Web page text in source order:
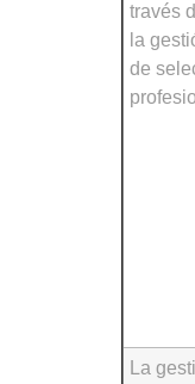
través
la
de
La